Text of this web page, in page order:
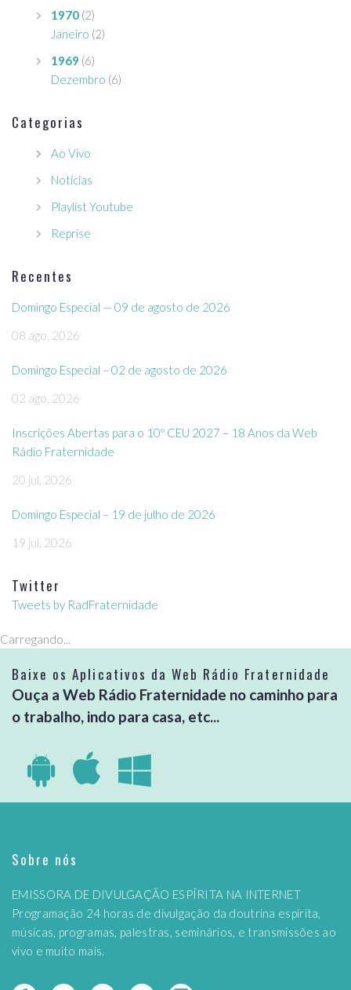
1970 (2)
Janeiro (2)
1969 (6)
Dezembro (6)
Categorias
Ao Vivo
Notícias
Playlist Youtube
Reprise
Recentes
Domingo Especial — 09 de agosto de 2026
08 ago, 2026
Domingo Especial – 02 de agosto de 2026
02 ago, 2026
Inscrições Abertas para o 10º CEU 2027 – 18 Anos da Web
Rádio Fraternidade
20 jul, 2026
Domingo Especial – 19 de julho de 2026
19 jul, 2026
Twitter
Tweets by RadFraternidade
Carregando...
Baixe os Aplicativos da Web Rádio Fraternidade
Ouça a Web Rádio Fraternidade no caminho para
o trabalho, indo para casa, etc...
Sobre nós
EMISSORA DE DIVULGAÇÃO ESPÍRITA NA INTERNET
Programação 24 horas de divulgação da doutrina espírita,
músicas, programas, palestras, seminários, e transmissões ao
vivo e muito mais.